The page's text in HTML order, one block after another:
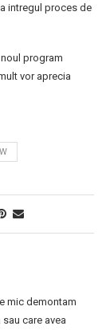
intregul proces de
program
vor aprecia
mic demontam
care avea